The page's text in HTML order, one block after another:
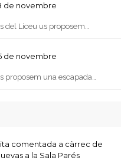
de novembre
del Liceu us proposem…
de novembre
proposem una escapada…
comentada a càrrec de
a la Sala Parés